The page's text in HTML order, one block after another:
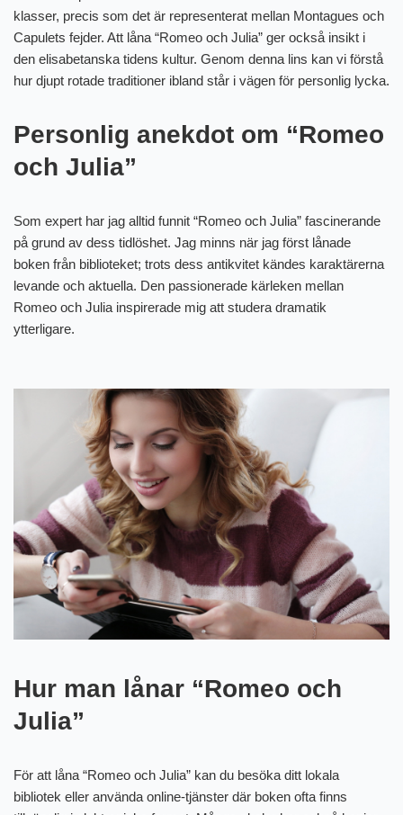
klasser, precis som det är representerat mellan Montagues och
Capulets fejder. Att låna “Romeo och Julia” ger också insikt i
den elisabetanska tidens kultur. Genom denna lins kan vi förstå
hur djupt rotade traditioner ibland står i vägen för personlig lycka.
Personlig anekdot om “Romeo
och Julia”
Som expert har jag alltid funnit “Romeo och Julia” fascinerande
på grund av dess tidlöshet. Jag minns när jag först lånade
boken från biblioteket; trots dess antikvitet kändes karaktärerna
levande och aktuella. Den passionerade kärleken mellan
Romeo och Julia inspirerade mig att studera dramatik
ytterligare.
Hur man lånar “Romeo och
Julia”
För att låna “Romeo och Julia” kan du besöka ditt lokala
bibliotek eller använda online-tjänster där boken ofta finns